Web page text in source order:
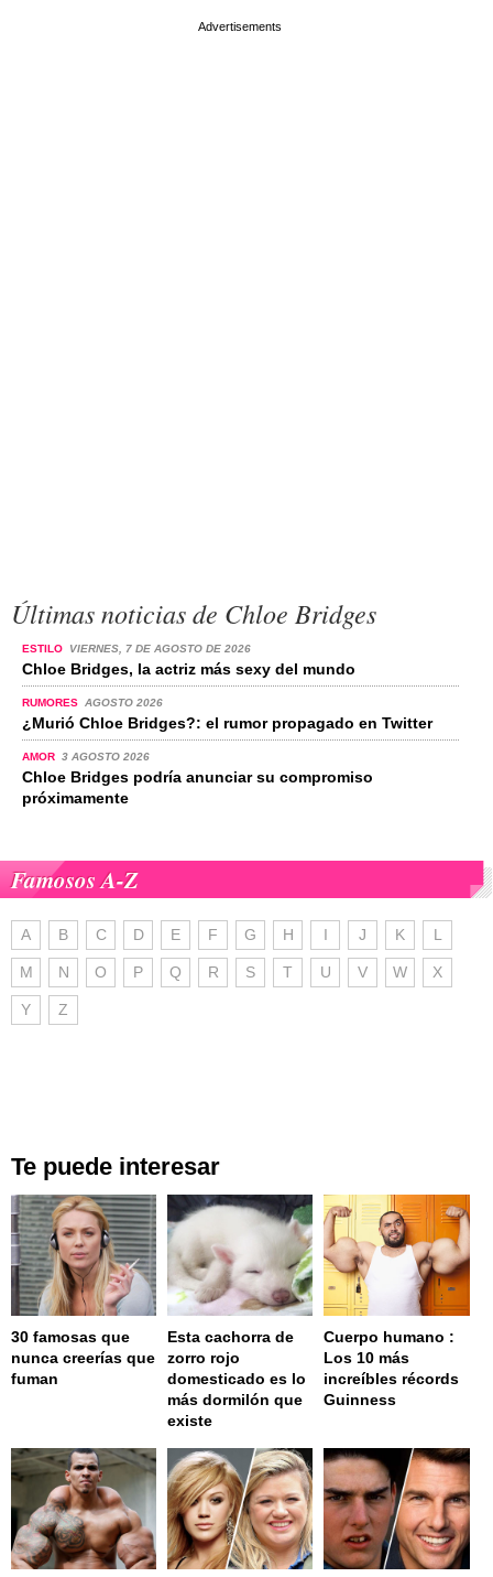
Últimas noticias de Chloe Bridges
ESTILO VIERNES, 7 DE AGOSTO DE 2026
Chloe Bridges, la actriz más sexy del mundo
RUMORES AGOSTO 2026
¿Murió Chloe Bridges?: el rumor propagado en Twitter
AMOR 3 AGOSTO 2026
Chloe Bridges podría anunciar su compromiso
próximamente
Famosos A-Z
A B C D E F G H I J K L
M N O P Q R S T U V W X
Y Z
Te puede interesar
30 famosas que
nunca creerías que
fuman
Esta cachorra de
zorro rojo
domesticado es lo
más dormilón que
existe
Cuerpo humano :
Los 10 más
increíbles récords
Guinness